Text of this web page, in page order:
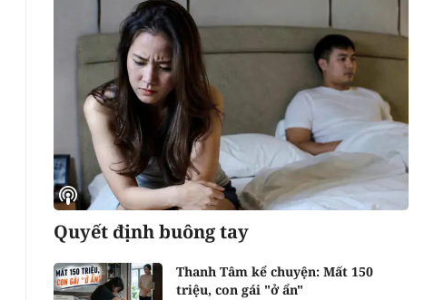
Quyết định buông tay
Thanh Tâm kể chuyện: Mất 150
triệu, con gái "ở ẩn"